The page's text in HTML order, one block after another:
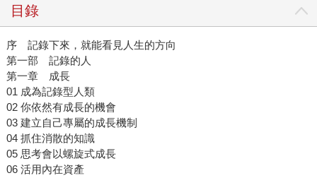
目錄
序 記錄下來，就能看見人生的方向
第一部 記錄的人
第一章 成長
01 成為記錄型人類
02 你依然有成長的機會
03 建立自己專屬的成長機制
04 抓住消散的知識
05 思考會以螺旋式成長
06 活用內在資產